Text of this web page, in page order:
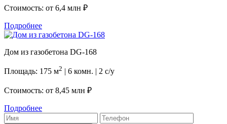
Стоимость: от 6,4 млн ₽
Подробнее
Дом из газобетона DG-168
Площадь: 175 м2 | 6 комн. | 2 с/у
Стоимость: от 8,45 млн ₽
Подробнее